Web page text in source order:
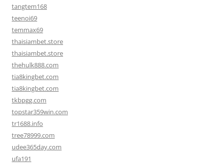
tangtem168
teenoi69
temmax69
thaisiambet.store
thaisiambet.store
thehulk888.com
tia8kingbet.com
tia8kingbet.com
tkbpgg.com
topstar359win.com
tr1688.info
tree78999.com
udee365day.com
ufa191